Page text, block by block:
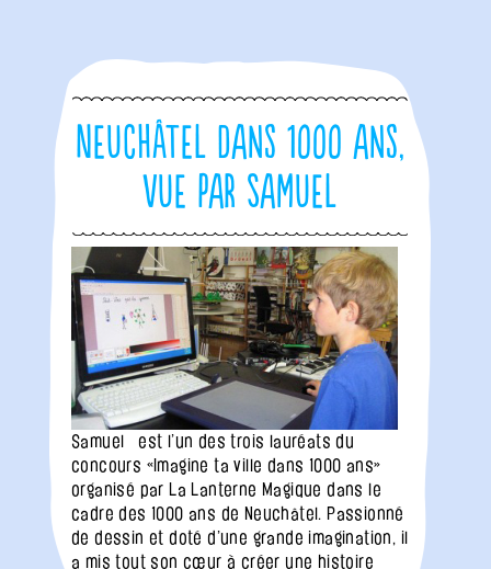
Neuchâtel dans 1000 ans,
vue par Samuel
Samuel est l’un des trois lauréats du
concours «Imagine ta ville dans 1000 ans»
organisé par La Lanterne Magique dans le
cadre des 1000 ans de Neuchâtel. Passionné
de dessin et doté d’une grande imagination, il
a mis tout son cœur à créer une histoire